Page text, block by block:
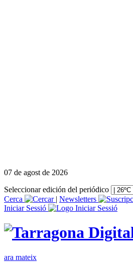
07 de agost de 2026
Seleccionar edición del periódico
Cerca
| Newsletters
Iniciar Sessió
ara mateix